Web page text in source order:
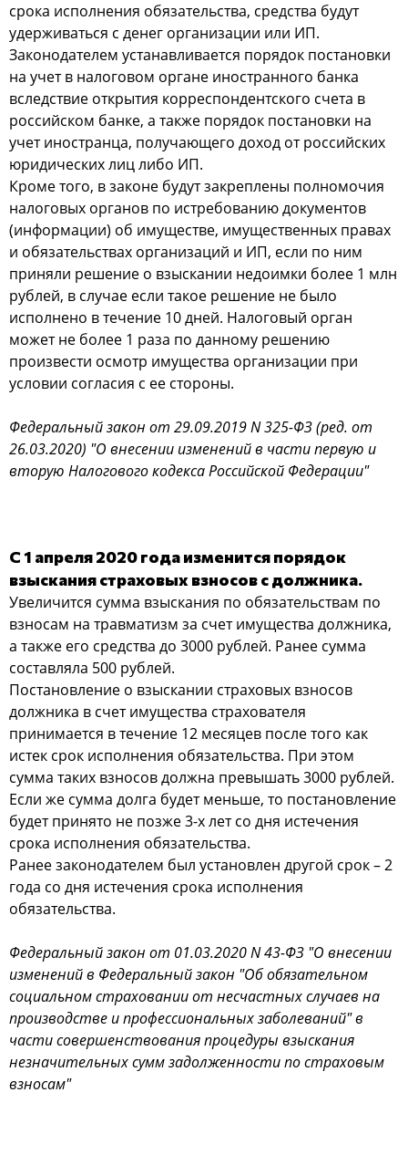
срока исполнения обязательства, средства будут
удерживаться с денег организации или ИП.
Законодателем устанавливается порядок постановки
на учет в налоговом органе иностранного банка
вследствие открытия корреспондентского счета в
российском банке, а также порядок постановки на
учет иностранца, получающего доход от российских
юридических лиц либо ИП.
Кроме того, в законе будут закреплены полномочия
налоговых органов по истребованию документов
(информации) об имуществе, имущественных правах
и обязательствах организаций и ИП, если по ним
приняли решение о взыскании недоимки более 1 млн
рублей, в случае если такое решение не было
исполнено в течение 10 дней. Налоговый орган
может не более 1 раза по данному решению
произвести осмотр имущества организации при
условии согласия с ее стороны.
Федеральный закон от 29.09.2019 N 325-ФЗ (ред. от
26.03.2020) "О внесении изменений в части первую и
вторую Налогового кодекса Российской Федерации"
С 1 апреля 2020 года изменится порядок
взыскания страховых взносов с должника.
Увеличится сумма взыскания по обязательствам по
взносам на травматизм за счет имущества должника,
а также его средства до 3000 рублей. Ранее сумма
составляла 500 рублей.
Постановление о взыскании страховых взносов
должника в счет имущества страхователя
принимается в течение 12 месяцев после того как
истек срок исполнения обязательства. При этом
сумма таких взносов должна превышать 3000 рублей.
Если же сумма долга будет меньше, то постановление
будет принято не позже 3-х лет со дня истечения
срока исполнения обязательства.
Ранее законодателем был установлен другой срок – 2
года со дня истечения срока исполнения
обязательства.
Федеральный закон от 01.03.2020 N 43-ФЗ "О внесении
изменений в Федеральный закон "Об обязательном
социальном страховании от несчастных случаев на
производстве и профессиональных заболеваний" в
части совершенствования процедуры взыскания
незначительных сумм задолженности по страховым
взносам"